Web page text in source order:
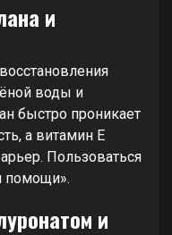
и
воды и
быстро проникает
а витамин Е
Пользоваться
помощи».
и